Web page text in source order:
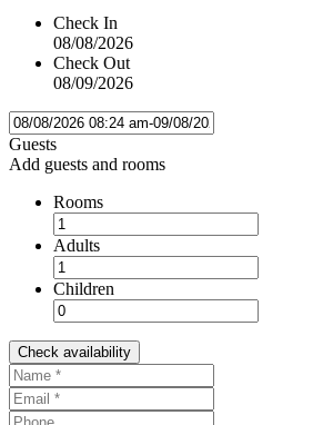
Check In
08/08/2026
Check Out
08/09/2026
Guests
Add guests and rooms
Rooms
Adults
Children
Check availability